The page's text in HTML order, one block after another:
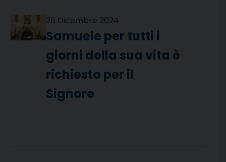
28 Dicembre 2024
Samuele per tutti i
giorni della sua vita è
richiesto per il
Signore